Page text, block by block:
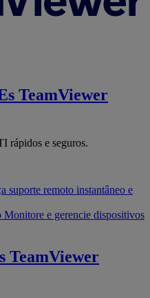
TeamViewer
rápidos e seguros.
suporte remoto instantâneo e
Monitore e gerencie dispositivos
TeamViewer